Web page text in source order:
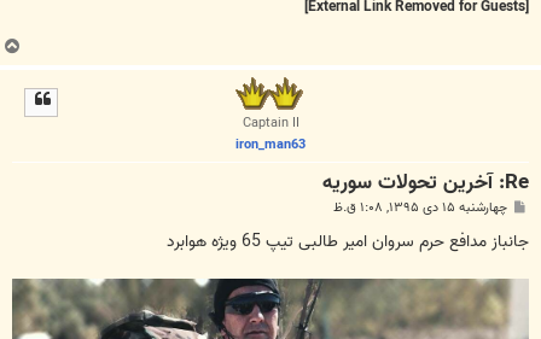
ب
ا
Captain II
iron_man63
Re: آخرين تحولات سوريه
پ
ت
چهارشنبه ۱۵ دی ۱۳۹۵, ۱:۰۸ ق.ظ
جانباز مدافع حرم سروان امیر طالبی تیپ 65 ویژه هوابرد